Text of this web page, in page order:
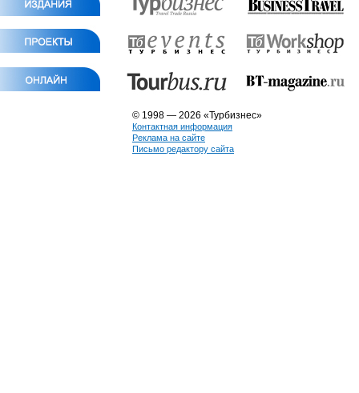
© 1998 — 2026 «Турбизнес»
Контактная информация
Реклама на сайте
Письмо редактору сайта